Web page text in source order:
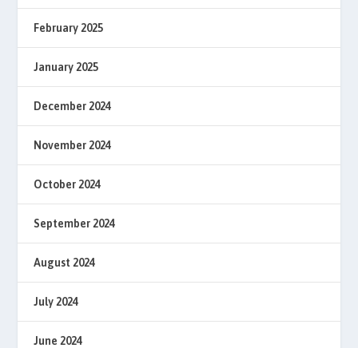
February 2025
January 2025
December 2024
November 2024
October 2024
September 2024
August 2024
July 2024
June 2024